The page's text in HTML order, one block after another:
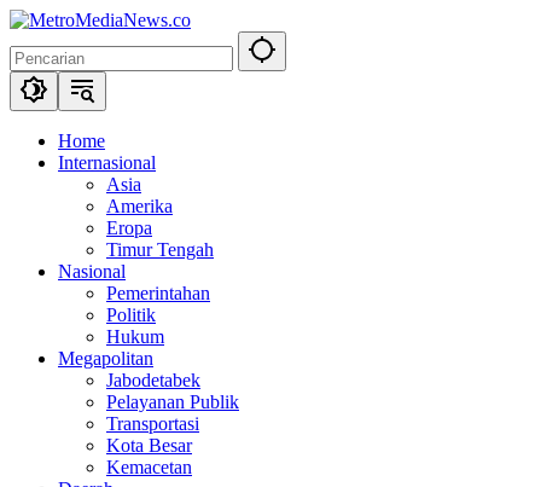
Langsung
konten
Home
Internasional
Asia
Amerika
Eropa
Timur Tengah
Nasional
Pemerintahan
Politik
Hukum
Megapolitan
Jabodetabek
Pelayanan Publik
Transportasi
Kota Besar
Kemacetan